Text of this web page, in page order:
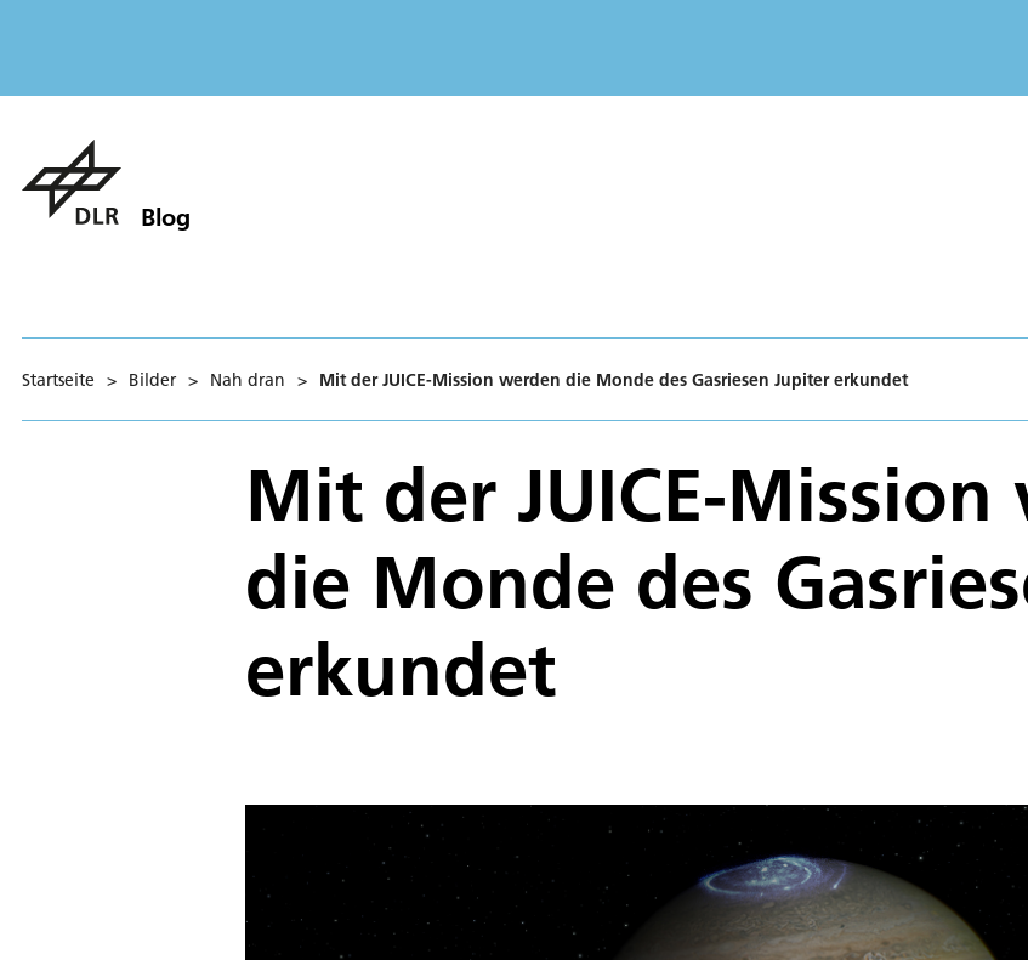
Blog
Startseite > Bilder > Nah dran > Mit der JUICE-Mission werden die Monde des Gasriesen Jupiter erkundet
Mit der JUICE-Mission
die Monde des
erkundet